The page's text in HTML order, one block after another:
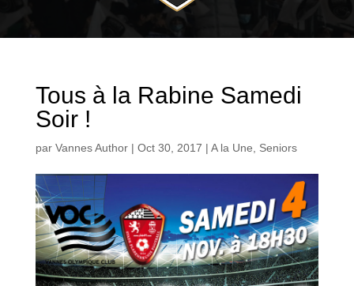
Tous à la Rabine Samedi
Soir !
par Vannes Author| Oct 30, 2017 | A la Une, Seniors